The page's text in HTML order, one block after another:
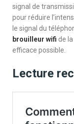
signal de
pour réduire
le signal du
brouilleur wifi de
efficace possible.
Lecture